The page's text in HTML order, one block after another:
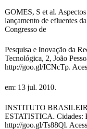
GOMES, S et al.
lançamento de efluentes
Congresso de
Pesquisa e Inovação da
Tecnológica, 2, João
http://goo.gl/ICNcTp.
em: 13 jul. 2010.
INSTITUTO
ESTATISTICA. Cidades:
http://goo.gl/Ts88Ql.